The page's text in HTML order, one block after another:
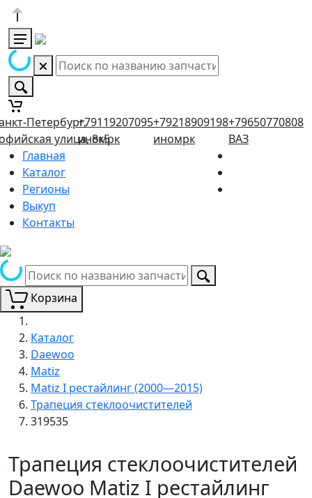
Петербург,
улица, 8к5
+79119207095
иномрк
+79218909198
иномрк
+79650770808
ВАЗ
Главная
Каталог
Регионы
Выкуп
Контакты
Корзина
Каталог
Daewoo
Matiz
Matiz I рестайлинг (2000—2015)
Трапеция стеклоочистителей
319535
Трапеция стеклоочистителей
Daewoo Matiz I рестайлинг